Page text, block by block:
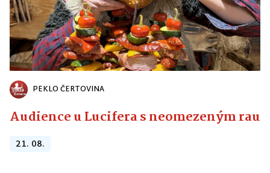
PEKLO ČERTOVINA
Audience u Lucifera s neomezeným
21. 08.